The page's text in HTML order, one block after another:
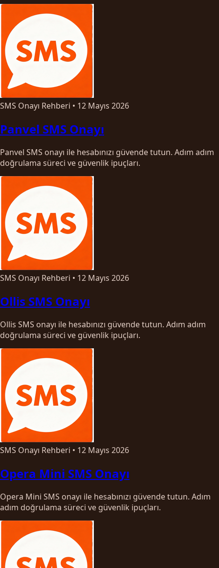
SMS Onayı Rehberi • 12 Mayıs 2026
Panvel SMS Onayı
Panvel SMS onayı ile hesabınızı güvende tutun. Adım adım
doğrulama süreci ve güvenlik ipuçları.
SMS Onayı Rehberi • 12 Mayıs 2026
Ollis SMS Onayı
Ollis SMS onayı ile hesabınızı güvende tutun. Adım adım
doğrulama süreci ve güvenlik ipuçları.
SMS Onayı Rehberi • 12 Mayıs 2026
Opera Mini SMS Onayı
Opera Mini SMS onayı ile hesabınızı güvende tutun. Adım
adım doğrulama süreci ve güvenlik ipuçları.